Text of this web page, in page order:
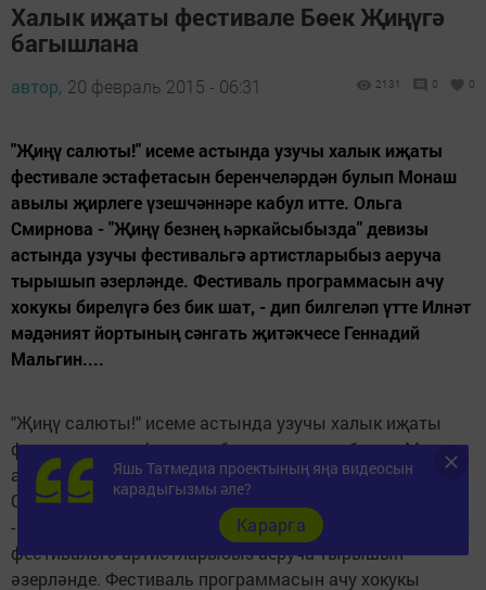
Халык иҗаты фестивале Бөек Җиңүгә
багышлана
автор, 20 февраль 2015 - 06:31 2131 0 0
"Җиңү салюты!" исеме астында узучы халык иҗаты
фестивале эстафетасын беренчеләрдән булып Монаш
авылы җирлеге үзешчәннәре кабул итте. Ольга
Смирнова - "Җиңү безнең һәркайсыбызда" девизы
астында узучы фестивальгә артистларыбыз аеруча
тырышып әзерләнде. Фестиваль программасын ачу
хокукы бирелүгә без бик шат, - дип билгеләп үтте Илнәт
мәдәният йортының сәнгать җитәкчесе Геннадий
Мальгин....
"Җиңү салюты!" исеме астында узучы халык иҗаты
фестивале эстафетасын беренчеләрдән булып Монаш
авылы җирлеге үзешчәннәре кабул итте.
Ольга Смирнова
- "Җиңү безнең һәркайсыбызда" девизы астында узучы
фестивальгә артистларыбыз аеруча тырышып
әзерләнде. Фестиваль программасын ачу хокукы
Яшь Татмедиа проектының яңа видеосын
карадыгызмы әле?
Карарга